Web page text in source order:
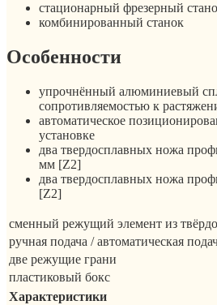
стационарный фрезерный
комбинированный станок
Особенности
упрочнённый алюминиевый
сопротивляемостью к
автоматическое
установке
два твердосплавных ножа
мм [Z2]
два твердосплавных ножа
[Z2]
сменный режущий элемент из
ручная подача / автоматическая
две режущие грани
пластиковый бокс
Характеристики